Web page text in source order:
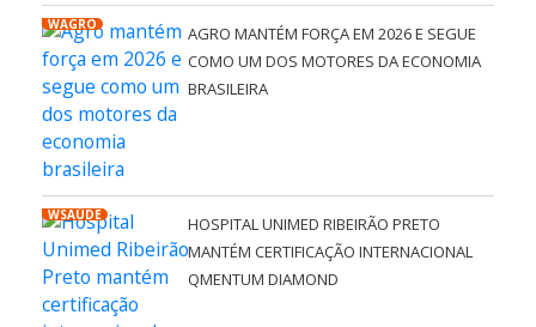
WAGRO
AGRO MANTÉM FORÇA EM 2026 E SEGUE
COMO UM DOS MOTORES DA ECONOMIA
BRASILEIRA
WSAÚDE
HOSPITAL UNIMED RIBEIRÃO PRETO
MANTÉM CERTIFICAÇÃO INTERNACIONAL
QMENTUM DIAMOND